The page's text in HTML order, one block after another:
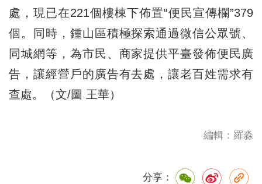
處，現已在221個樓棟下佈置“便民宣傳欄”379
個。同時，鍾山區積極探索通過微信公眾號、
同城網等，為市民、商家提供平臺發佈便民廣
告，讓經營戶的廣告有去處，讓老百姓需求有
查處。（文/圖 王華）
編輯：羅淼
分享：